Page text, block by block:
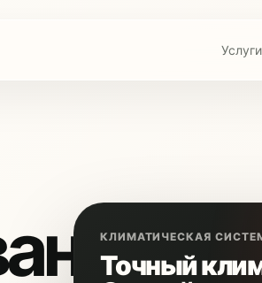
Услуги
КЛИМАТИЧЕСКАЯ
Точный